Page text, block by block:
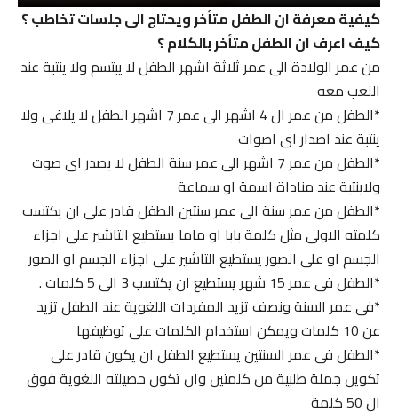
كيفية معرفة ان الطفل متأخر ويحتاج الى جلسات تخاطب ؟
كيف اعرف ان الطفل متأخر بالكلام ؟
من عمر الولادة الى عمر ثلاثة اشهر الطفل لا يبتسم ولا ينتبة عند
اللعب معه
*الطفل من عمر ال 4 اشهر الى عمر 7 اشهر الطفل لا يلاغى ولا
ينتبة عند اصدار اى اصوات
*الطفل من عمر 7 اشهر الى عمر سنة الطفل لا يصدر اى صوت
ولاينتبة عند مناداة اسمة او سماعة
*الطفل من عمر سنة الى عمر سنتين الطفل قادر على ان يكتسب
كلمته الاولى مثل كلمة بابا او ماما يستطيع التاشير على اجزاء
الجسم او على الصور يستطيع التاشير على اجزاء الجسم او الصور
*الطفل فى عمر 15 شهر يستطيع ان يكتسب 3 الى 5 كلمات .
*فى عمر السنة ونصف تزيد المفردات اللغوية عند الطفل تزيد
عن 10 كلمات ويمكن استخدام الكلمات على توظيفها
*الطفل فى عمر السنتين يستطيع الطفل ان يكون قادر على
تكوين جملة طلبية من كلمتين وان تكون حصيلته اللغوية فوق